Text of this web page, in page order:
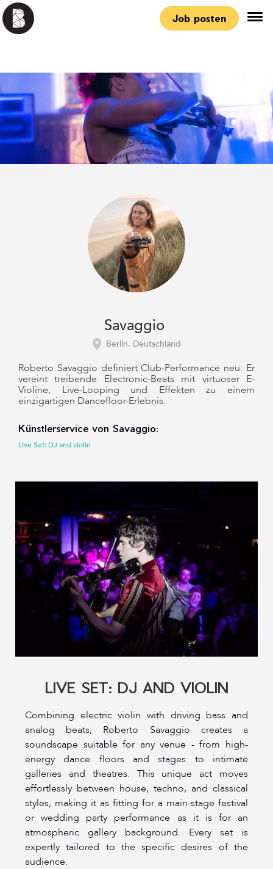
Job posten
Savaggio
Berlin, Deutschland
Roberto Savaggio definiert Club-Performance neu: Er
vereint treibende Electronic-Beats mit virtuoser E-
Violine, Live-Looping und Effekten zu einem
einzigartigen Dancefloor-Erlebnis.
Künstlerservice von Savaggio:
Live Set: DJ and violin
LIVE SET: DJ AND VIOLIN
Combining electric violin with driving bass and
analog beats, Roberto Savaggio creates a
soundscape suitable for any venue - from high-
energy dance floors and stages to intimate
galleries and theatres. This unique act moves
effortlessly between house, techno, and classical
styles, making it as fitting for a main-stage festival
or wedding party performance as it is for an
atmospheric gallery background. Every set is
expertly tailored to the specific desires of the
audience.